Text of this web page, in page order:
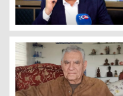
Kürt Sorunu iki taraflı